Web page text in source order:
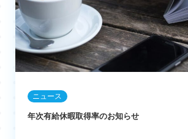
ニュース
年次有給休暇取得率のお知らせ